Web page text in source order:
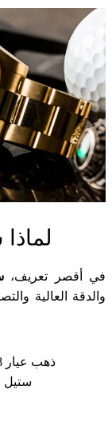
في أقصر تعريف،
والدقة العالية
ذهب عيار 18 قيراط بألوان ذهبية ونحاسية
ستيل